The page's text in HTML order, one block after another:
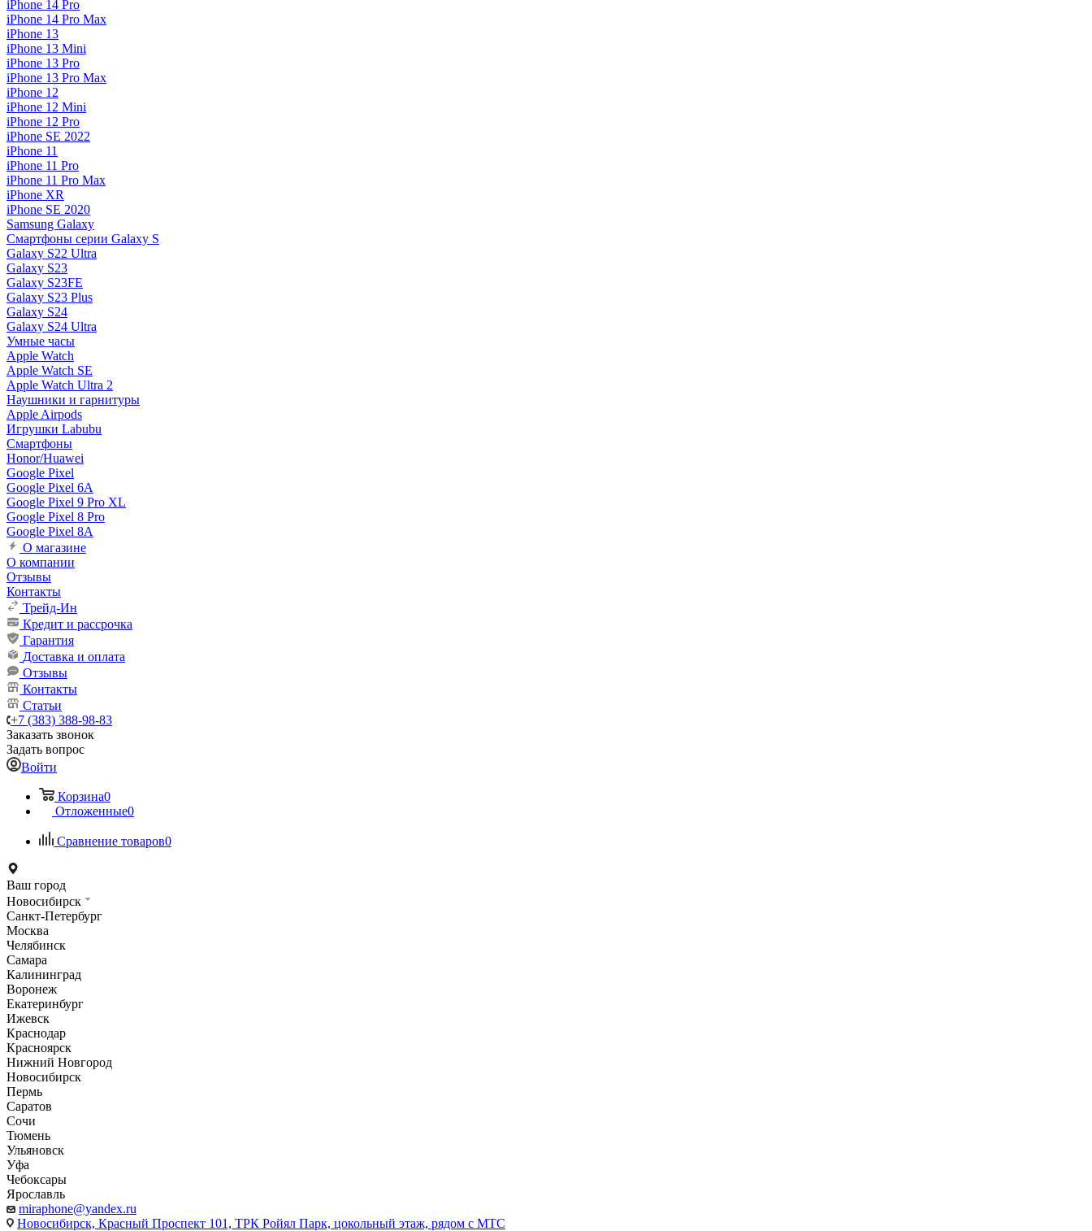
iPhone 14 Pro
iPhone 14 Pro Max
iPhone 13
iPhone 13 Mini
iPhone 13 Pro
iPhone 13 Pro Max
iPhone 12
iPhone 12 Mini
iPhone 12 Pro
iPhone SE 2022
iPhone 11
iPhone 11 Pro
iPhone 11 Pro Max
iPhone XR
iPhone SE 2020
Samsung Galaxy
Смартфоны серии Galaxy S
Galaxy S22 Ultra
Galaxy S23
Galaxy S23FE
Galaxy S23 Plus
Galaxy S24
Galaxy S24 Ultra
Умные часы
Apple Watch
Apple Watch SE
Apple Watch Ultra 2
Наушники и гарнитуры
Apple Airpods
Игрушки Labubu
Смартфоны
Honor/Huawei
Google Pixel
Google Pixel 6A
Google Pixel 9 Pro XL
Google Pixel 8 Pro
Google Pixel 8A
О магазине
О компании
Отзывы
Контакты
Трейд-Ин
Кредит и рассрочка
Гарантия
Доставка и оплата
Отзывы
Контакты
Статьи
+7 (383) 388-98-83
Заказать звонок
Задать вопрос
Войти
Корзина0
Отложенные0
Сравнение товаров0
Ваш город
Новосибирск
Санкт-Петербург
Москва
Челябинск
Самара
Калининград
Воронеж
Екатеринбург
Ижевск
Краснодар
Красноярск
Нижний Новгород
Новосибирск
Пермь
Саратов
Сочи
Тюмень
Ульяновск
Уфа
Чебоксары
Ярославль
miraphone@yandex.ru
Новосибирск, Красный Проспект 101, ТРК Ройял Парк, цокольный этаж, рядом с МТС